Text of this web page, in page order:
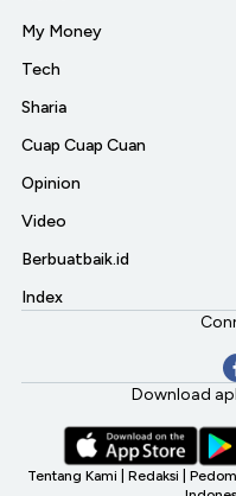
My Money
Tech
Sharia
Cuap Cuap Cuan
Opinion
Video
Berbuatbaik.id
Index
Download
Tentang Kami Redaksi